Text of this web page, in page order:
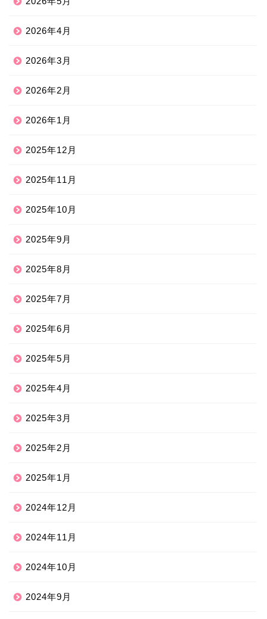
2026年4月
2026年3月
2026年2月
2026年1月
2025年12月
2025年11月
2025年10月
2025年9月
2025年8月
2025年7月
2025年6月
2025年5月
2025年4月
2025年3月
2025年2月
2025年1月
2024年12月
2024年11月
2024年10月
2024年9月